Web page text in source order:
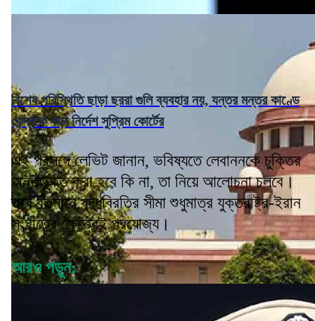
বিশেষ পরিস্থিতি ছাড়া ছররা গুলি ব্যবহার নয়, যন্তর মন্তর কাণ্ডে
কেন্দ্রকে কড়া নির্দেশ সুপ্রিম কোর্টের
এই প্রসঙ্গে লেভিট জানান, ভবিষ্যতে লেবাননকে চুক্তির
অন্তর্ভুক্ত করা হবে কি না, তা নিয়ে আলোচনা চলবে।
তবে বর্তমানে যুদ্ধবিরতির সীমা শুধুমাত্র যুক্তরাষ্ট্র-ইরান
সংঘাতের ক্ষেত্রেই প্রযোজ্য।
আরও পড়ুন: